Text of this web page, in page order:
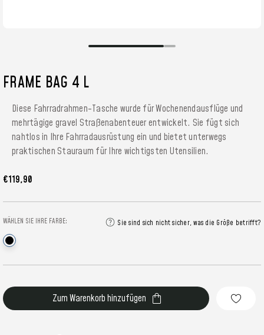
FRAME BAG 4 L
Diese Fahrradrahmen-Tasche wurde für Wochenendausflüge und
mehrtägige gravel Straßenabenteuer entwickelt. Sie fügt sich
nahtlos in Ihre Fahrradausrüstung ein und bietet unterwegs
praktischen Stauraum für Ihre wichtigsten Utensilien.
€119,90
WÄHLEN SIE IHRE FARBE: Sie sind sich nicht sicher, was die Größe betrifft?
Aktueller
Bestand: